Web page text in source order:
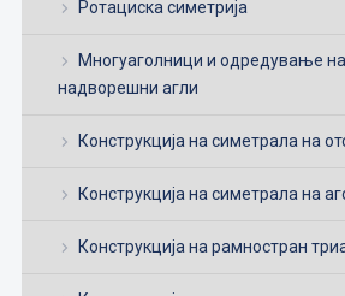
Ротациска симетрија
Многуаголници и одредување
надворешни агли
Конструкција на симетрала на
Конструкција на симетрала на
Конструкција на рамностран